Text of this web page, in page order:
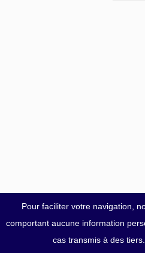
Pour faciliter votre navigation,
comportant aucune information
cas transmis à des tiers.